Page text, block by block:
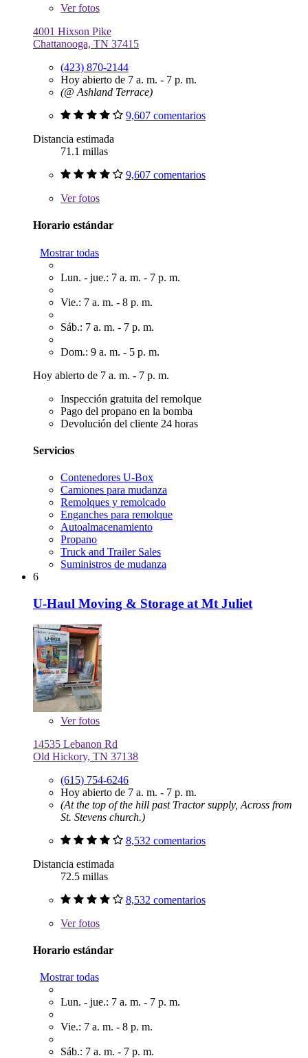
Verfotos
4001 Hixson Pike
Chattanooga, TN 37415
(423) 870-2144
Hoy abierto de 7 a. m. - 7 p. m.
(@ Ashland Terrace)
9,607 comentarios
Distancia estimada
71.1 millas
9,607 comentarios
Verfotos
Horario estándar
Mostrar todas
Lun. - jue.: 7 a. m. - 7 p. m.
Vie.: 7 a. m. - 8 p. m.
Sáb.: 7 a. m. - 7 p. m.
Dom.: 9 a. m. - 5 p. m.
Hoy abierto de 7 a. m. - 7 p. m.
Inspección gratuita del remolque
Pago del propano en la bomba
Devolución del cliente 24 horas
Servicios
Contenedores U-Box
Camiones para mudanza
Remolques y remolcado
Enganches para remolque
Autoalmacenamiento
Propano
Truck and Trailer Sales
Suministros de mudanza
6
U-Haul Moving & Storage at Mt Juliet
Verfotos
14535 Lebanon Rd
Old Hickory, TN 37138
(615) 754-6246
Hoy abierto de 7 a. m. - 7 p. m.
(At the top of the hill past Tractor supply, Across from
St. Stevens church.)
8,532 comentarios
Distancia estimada
72.5 millas
8,532 comentarios
Verfotos
Horario estándar
Mostrar todas
Lun. - jue.: 7 a. m. - 7 p. m.
Vie.: 7 a. m. - 8 p. m.
Sáb.: 7 a. m. - 7 p. m.